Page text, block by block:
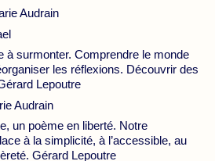
Audrain
à surmonter. Comprendre le monde
les réflexions. Découvrir des
Lepoutre
Audrain
un poème en liberté. Notre
à la simplicité, à l’accessible, au
Gérard Lepoutre